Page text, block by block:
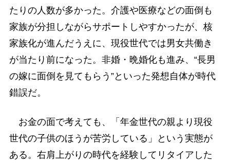
たりの人数が多かった。介護や医療などの面倒も
家族が分担しながらサポートしやすかったが、核
家族化が進んだうえに、現役世代では男女共働き
が当たり前になった。非婚・晩婚化も進み、“長男
の嫁に面倒を見てもらう”といった発想自体が時代
錯誤だ。
お金の面で考えても、「年金世代の親より現役
世代の子供のほうが苦労している」という実態が
ある。右肩上がりの時代を経験してリタイアした